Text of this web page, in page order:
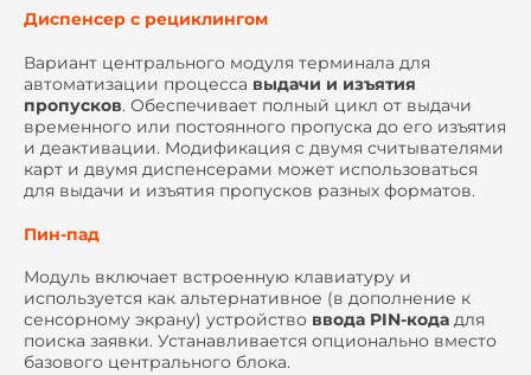
Диспенсер с рециклингом
Вариант центрального модуля терминала для
автоматизации процесса выдачи и изъятия
пропусков. Обеспечивает полный цикл от выдачи
временного или постоянного пропуска до его изъятия
и деактивации. Модификация с двумя считывателями
карт и двумя диспенсерами может использоваться
для выдачи и изъятия пропусков разных форматов.
Пин-пад
Модуль включает встроенную клавиатуру и
используется как альтернативное (в дополнение к
сенсорному экрану) устройство ввода PIN-кода для
поиска заявки. Устанавливается опционально вместо
базового центрального блока.